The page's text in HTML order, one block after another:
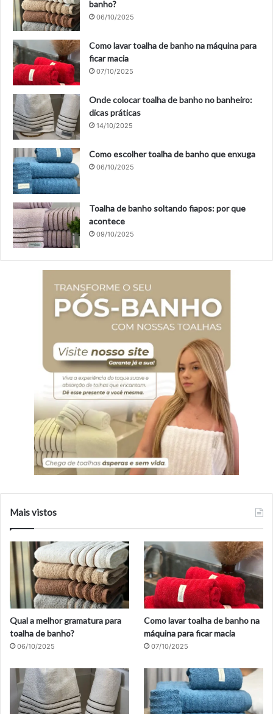
banho?
06/10/2025
Como lavar toalha de banho na máquina para
ficar macia
07/10/2025
Onde colocar toalha de banho no banheiro:
dicas práticas
14/10/2025
Como escolher toalha de banho que enxuga
06/10/2025
Toalha de banho soltando fiapos: por que
acontece
09/10/2025
Mais vistos
Qual a melhor gramatura para
toalha de banho?
06/10/2025
Como lavar toalha de banho na
máquina para ficar macia
07/10/2025